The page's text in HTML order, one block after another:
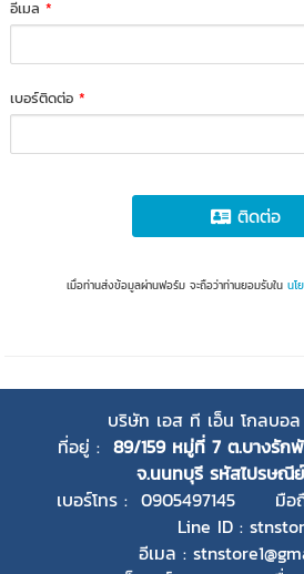
อีเมล*
เบอร์ติดต่อ*
ติดต่อ
เมื่อท่านส่งข้อมูลผ่านฟอร์ม จะถือว่าท่านยอมรับใน นโ
บริษัท เอส ที เอ็น โกลบอ
ที่อยู่ : 89/159 หมู่ที่ 7 ต.บางรัก
จ.นนทบุรี รหัสไปรษณีย์
เบอร์โทร : 0905497145 มือ
Line ID :
อีเมล :